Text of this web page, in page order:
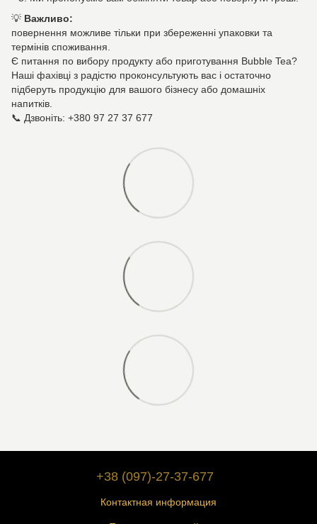
💡 Важливо:
повернення можливе тільки при збереженні упаковки та
термінів споживання.
Є питання по вибору продукту або приготування Bubble Tea?
Наші фахівці з радістю проконсультують вас і остаточно
підберуть продукцію для вашого бізнесу або домашніх
напитків.
📞 Дзвоніть: +380 97 27 37 677
+38 (097)-27-37-677
Контактная информация